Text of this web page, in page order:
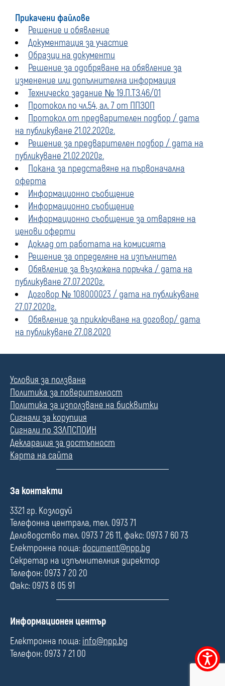
Меню
за
Прикачени файлове
Решение и обявление
Документация за участие
Образци на документи
Решение за одобряване на обявление за
изменение или допълнителна информация
Техническо задание № 19.П.ТЗ.46/01
Протокол по чл.54, ал. 7 от ППЗОП
Протокол от предварителен подбор / дата
на публикуване 21.02.2020г.
Решение за предварителен подбор / дата на
публикуване 21.02.2020г.
Покана за представяне на първоначална
оферта
Информационно съобщение
Информационно съобщение
Информационно съобщение за отваряне на
ценови оферти
Доклад от работата на комисията
Решение за определяне на изпълнител
Обявление за възложена поръчка / дата на
публикуване 27.07.2020г.
Договор № 108000023 / дата на публикуване
27.07.2020г.
Обявление за приключване на договор/ дата
на публикуване 27.08.2020
Условия за ползване
Политика за поверителност
Политика за използване на бисквитки
Сигнали за корупция
Сигнали по ЗЗЛПСПОИН
Декларация за достъпност
Карта на сайта
П
л
е
За контакти
3321 гр. Козлодуй
Телефонна централа, тел. 0973 71
Деловодство тел. 0973 7 26 11, факс: 0973 7 60 73
Електронна поща: document@npp.bg
Секретар на изпълнителния директор
Телефон: 0973 7 20 20
Факс: 0973 8 05 91
П
л
е
Информационен център
Електронна поща: info@npp.bg
Телефон: 0973 7 21 00